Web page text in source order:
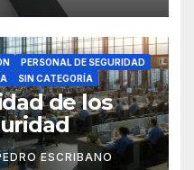
PERSONAL DE SEGURIDAD
SIN CATEGORÍA
de los
ESCRIBANO